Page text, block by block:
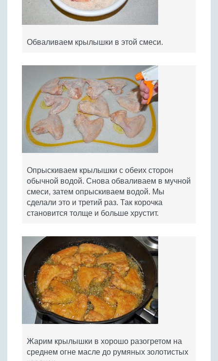
Обваливаем крылышки в этой смеси.
Опрыскиваем крылышки с обеих сторон
обычной водой. Снова обваливаем в мучной
смеси, затем опрыскиваем водой. Мы
сделали это и третий раз. Так корочка
становится толще и больше хрустит.
Жарим крылышки в хорошо разогретом на
среднем огне масле до румяных золотистых